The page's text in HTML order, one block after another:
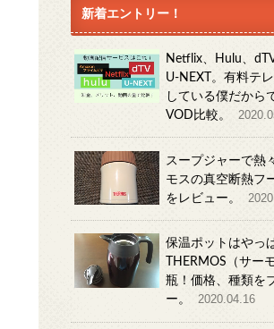
新着エントリー！
Netflix、Hulu、
U-NEXT。有料テ
している僕だから
VOD比較。
スープジャーで熱
モスの真空断熱フ
をレビュー。
保温ポットはやっ
THERMOS（サー
瓶！価格、種類を
ー。
2020.04.16